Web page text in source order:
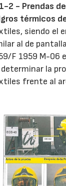
2 - Prendas
térmicos
siendo el
al de
F 1959 M-06
la
frente al